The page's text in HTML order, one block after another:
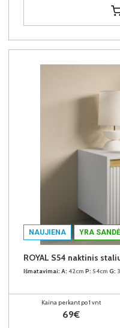
NAUJIENA YRA
ROYAL S54 naktinis
Išmatavimai: A: 42cm P: 54cm G:
Kaina perkant po 1 vnt
69€